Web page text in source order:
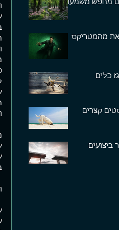
מחפש משמעות
מהמטריקס
כלים
קצרים
ביצועים